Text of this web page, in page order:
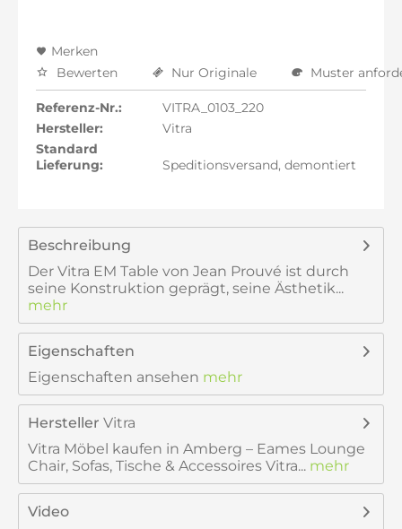
Merken
Bewerten
Nur Originale Muster
Referenz-Nr.:
VITRA_0103_220
Hersteller:
Vitra
Standard
Lieferung:
Speditionsversand, demontiert
Beschreibung
Der Vitra EM Table von Jean Prouvé ist durch
seine Konstruktion geprägt, seine Ästhetik...
mehr
Eigenschaften
Eigenschaften ansehen mehr
Hersteller Vitra
Vitra Möbel kaufen in Amberg – Eames Lounge
Chair, Sofas, Tische & Accessoires Vitra... mehr
Video